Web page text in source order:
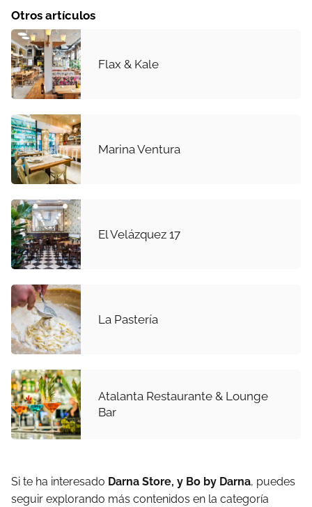
Otros artículos
Flax & Kale
Marina Ventura
El Velázquez 17
La Pastería
Atalanta Restaurante & Lounge
Bar
Si te ha interesado Darna Store, y Bo by Darna, puedes
seguir explorando más contenidos en la categoría